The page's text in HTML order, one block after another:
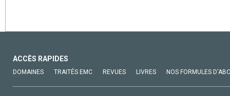
ACCÈS RAPIDES
DOMAINES TRAITÉS EMC REVUES LIVRES NOS FORMULES